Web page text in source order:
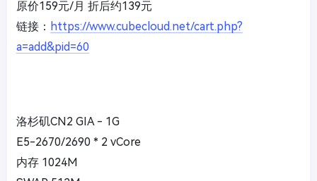
原价159元/月 折后约139元
链接： https://www.cubecloud.net/cart.php?
a=add&pid=60
洛杉矶CN2 GIA - 1G
E5-2670/2690 * 2 vCore
内存 1024M